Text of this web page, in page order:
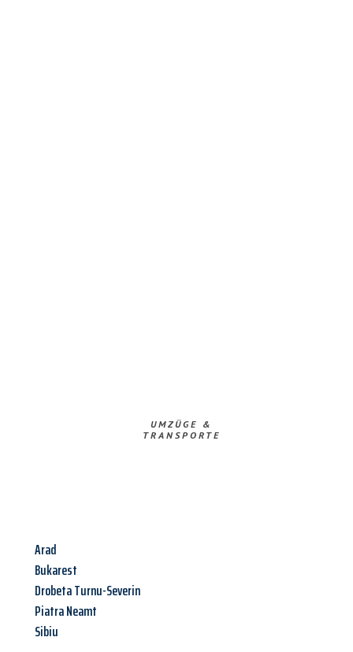
UMZÜGE &
TRANSPORTE
Arad
Bukarest
Drobeta Turnu-Severin
Piatra Neamt
Sibiu